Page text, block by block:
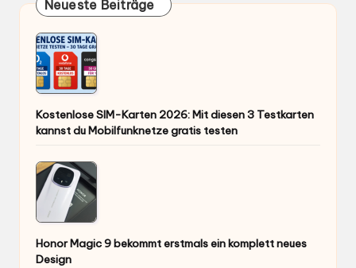
Neueste Beiträge
Kostenlose SIM-Karten 2026: Mit diesen 3 Testkarten
kannst du Mobilfunknetze gratis testen
Honor Magic 9 bekommt erstmals ein komplett neues
Design